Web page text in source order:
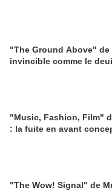
"The Ground Above" de
invincible comme le
"Music, Fashion, Film"
: la fuite en avant
"The Wow! Signal" de